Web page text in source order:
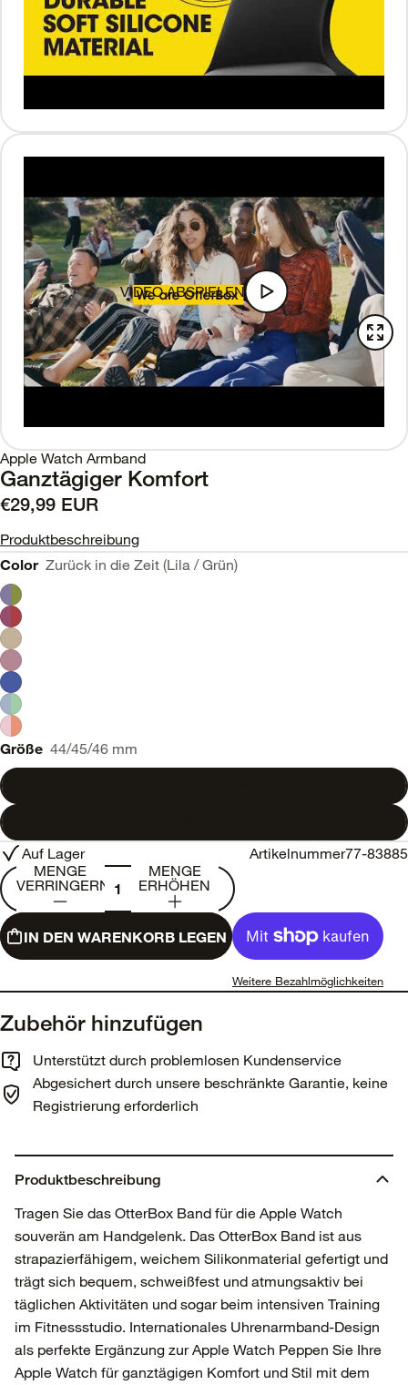
VIDEO ABSPIELEN
Apple Watch Armband
Ganztägiger Komfort
€29,99 EUR
Produktbeschreibung
Color Zurück in die Zeit (Lila / Grün)
Größe 44/45/46 mm
Auf Lager
Artikelnummer77-83885
MENGE
VERRINGERN
MENGE
ERHÖHEN
IN DEN WARENKORB LEGEN
Weitere Bezahlmöglichkeiten
Zubehör hinzufügen
Unterstützt durch problemlosen Kundenservice
Abgesichert durch unsere beschränkte Garantie, keine
Registrierung erforderlich
Produktbeschreibung
Tragen Sie das OtterBox Band für die Apple Watch
souverän am Handgelenk. Das OtterBox Band ist aus
strapazierfähigem, weichem Silikonmaterial gefertigt und
trägt sich bequem, schweißfest und atmungsaktiv bei
täglichen Aktivitäten und sogar beim intensiven Training
im Fitnessstudio. Internationales Uhrenarmband-Design
als perfekte Ergänzung zur Apple Watch Peppen Sie Ihre
Apple Watch für ganztägigen Komfort und Stil mit dem